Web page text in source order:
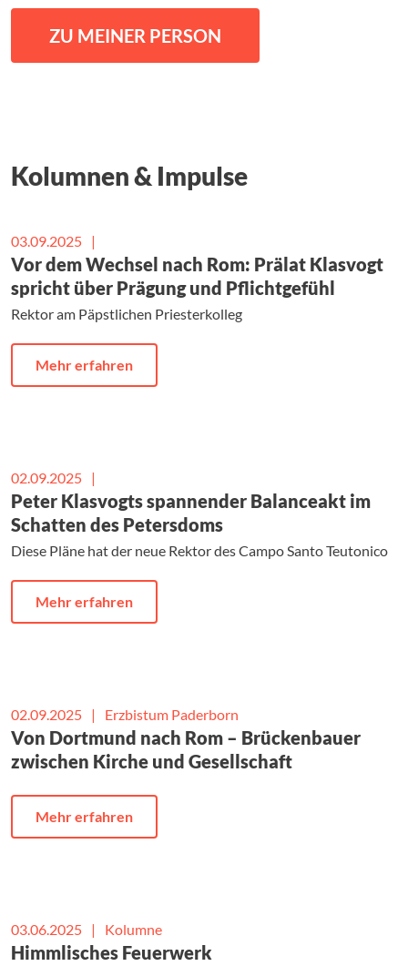
ZU MEINER PERSON
Kolumnen & Impulse
03.09.2025 |
Vor dem Wechsel nach Rom: Prälat Klasvogt
spricht über Prägung und Pflichtgefühl
Rektor am Päpstlichen Priesterkolleg
Mehr erfahren
02.09.2025 |
Peter Klasvogts spannender Balanceakt im
Schatten des Petersdoms
Diese Pläne hat der neue Rektor des Campo Santo Teutonico
Mehr erfahren
02.09.2025 | Erzbistum Paderborn
Von Dortmund nach Rom – Brückenbauer
zwischen Kirche und Gesellschaft
Mehr erfahren
03.06.2025 | Kolumne
Himmlisches Feuerwerk